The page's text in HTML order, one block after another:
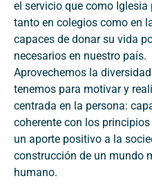
el servicio que como
tanto en colegios como en
capaces de donar su vida
necesarios en nuestro país.
Aprovechemos la
tenemos para motivar y
centrada en la persona:
coherente con los
un aporte positivo a la
construcción de un mundo
humano.